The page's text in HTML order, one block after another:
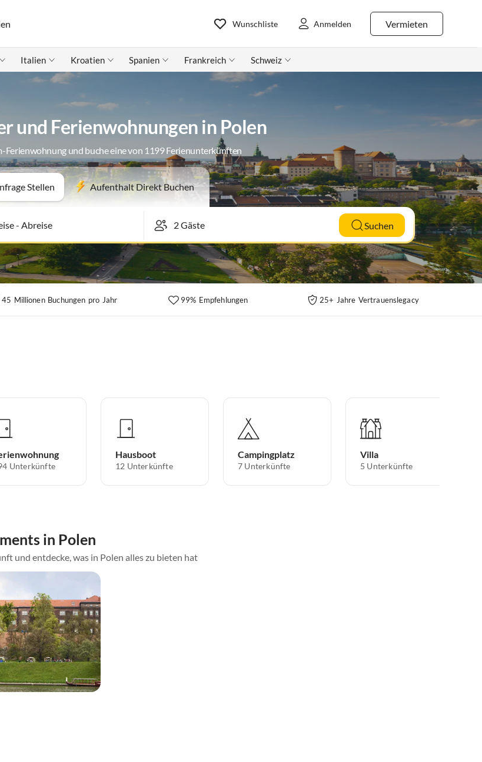
Vermieten
Wunschliste Anmelden
Italien Kroatien Spanien Frankreich Schweiz
und Ferienwohnungen in Polen
Ferienwohnung und buche eine von 1199 Ferienunterkünften
Stellen Aufenthalt Direkt Buchen
-Abreise Suchen
45 Millionen Buchungen pro Jahr 99% Empfehlungen 25+ Jahre Vertrauenslegacy
Unterkünfte
Hausboot
12 Unterkünfte
Campingplatz
7 Unterkünfte
Villa
5 Unterkünfte
in Polen
und entdecke, was in Polen alles zu bieten hat